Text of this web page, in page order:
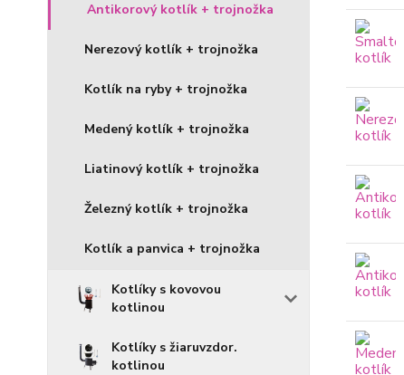
Antikorový kotlík + trojnožka
Nerezový kotlík + trojnožka
Kotlík na ryby + trojnožka
Medený kotlík + trojnožka
Liatinový kotlík + trojnožka
Železný kotlík + trojnožka
Kotlík a panvica + trojnožka
Kotlíky s kovovou
kotlinou
Kotlíky s žiaruvzdor.
kotlinou